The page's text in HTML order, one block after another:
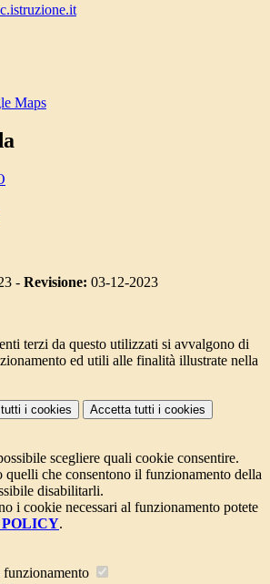
Maps
- Revisione: 03-12-2023
terzi da questo utilizzati si avvalgono di
ed utili alle finalità illustrate nella
i cookies Accetta tutti i cookies
scegliere quali cookie consentire.
quelli che consentono il funzionamento della
disabilitarli.
i cookie necessari al funzionamento potete
.
funzionamento